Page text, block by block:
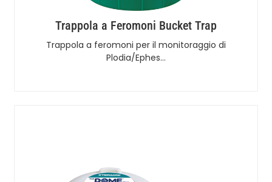
Trappola a Feromoni Bucket Trap
Trappola a feromoni per il monitoraggio di
Plodia/Ephes…